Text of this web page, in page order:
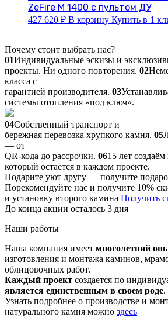
ZeFire М 1400 с пультом ДУ
427 620 ₽ В корзину Купить в 1
Почему стоит выбрать нас?
01Индивидуальные эскизы и
проекты. Ни одного повторения. 02
класса с
гарантией производителя. 03
системы отопления «под ключ».
04Собственный транспорт и
бережная перевозка хрупкого камня. 05
— от
QR-кода до рассрочки. 0615 лет
который остаётся в каждом проекте.
Подарите уют другу — получите
Порекомендуйте нас и получите 10%
и установку второго камина Получить
До конца акции осталось 3 дня
Наши работы
Наша компания имеет многолетний
изготовления и монтажа каминов,
облицовочных работ.
Каждый проект создается по
является единственным в своем роде.
Узнать подробнее о производстве и
натурального камня можно здесь